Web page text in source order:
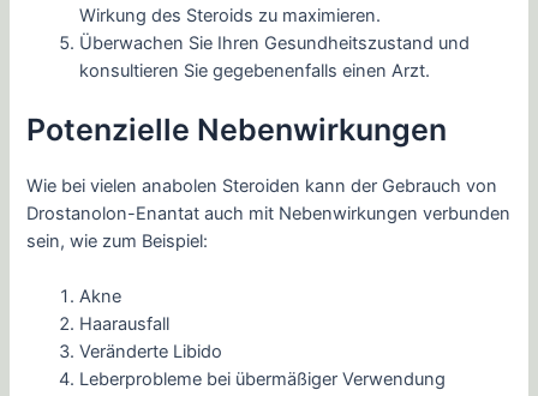
Wirkung des Steroids zu maximieren.
Überwachen Sie Ihren Gesundheitszustand und
konsultieren Sie gegebenenfalls einen Arzt.
Potenzielle Nebenwirkungen
Wie bei vielen anabolen Steroiden kann der Gebrauch von
Drostanolon-Enantat auch mit Nebenwirkungen verbunden
sein, wie zum Beispiel:
Akne
Haarausfall
Veränderte Libido
Leberprobleme bei übermäßiger Verwendung